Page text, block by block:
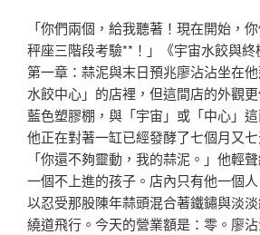
「你們兩個，給我聽著！現在開始，
秤座三階段考驗**！」《宇宙水餃與終
第一章：蒜泥與末日預兆廖沾沾坐在
水餃中心」的店裡，但這間店的外觀
藍色塑膠棚，與「宇宙」或「中心」
他正在對著一缸已經發酵了七個月又
「你還不夠靈動，我的蒜泥。」他輕
一個不上進的孩子。店內只有他一個
以忍受那股陳年蒜頭混合著鐵鏽與淡
繞道飛行。今天的營業額是：零。廖